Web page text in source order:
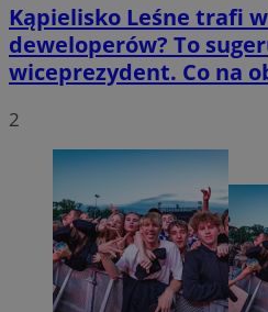
Kąpielisko Leśne trafi
deweloperów? To
wiceprezydent. Co na
2